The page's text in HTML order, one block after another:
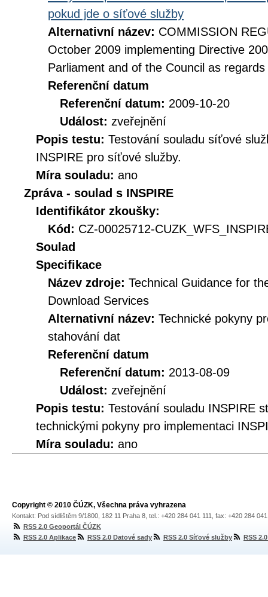
pokud jde o síťové služby
Alternativní název: COMMISSION
October 2009 implementing Directive
Parliament and of the Council as
Referenční datum
Referenční datum: 2009-10-20
Událost: zveřejnění
Popis testu: Testování souladu síťové
INSPIRE pro síťové služby.
Míra souladu: ano
Zpráva - soulad s INSPIRE
Identifikátor zkoušky:
Kód: CZ-00025712-
Soulad
Specifikace
Název zdroje: Technical Guidance for
Download Services
Alternativní název: Technické pokyny
stahování dat
Referenční datum
Referenční datum: 2013-08-09
Událost: zveřejnění
Popis testu: Testování souladu INSPIRE
technickými pokyny pro implementaci
Míra souladu: ano
Copyright © 2010 ČÚZK, Všechna práva vyhrazena
Kontakt: Pod sídlištěm 9/1800, 182 11 Praha 8, tel.: +420 284 041 111, fax: +420 284
RSS 2.0 Geoportál ČÚZK
RSS 2.0 Aplikace
RSS 2.0 Datové sady RSS 2.0 Síťové služby RSS